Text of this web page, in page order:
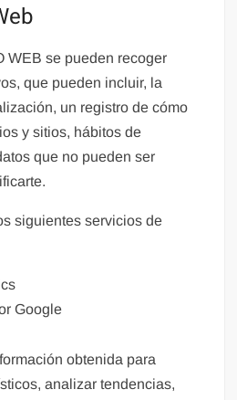
WEB se pueden recoger
que pueden incluir, la
un registro de cómo
y sitios, hábitos de
que no pueden ser
siguientes servicios de
Google
obtenida para
analizar tendencias,